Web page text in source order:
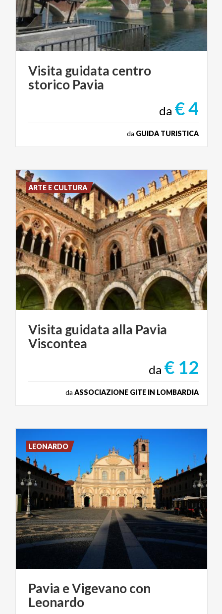
Visita guidata centro
storico Pavia
da € 4
da GUIDA TURISTICA
Visita guidata alla Pavia
Viscontea
da € 12
da ASSOCIAZIONE GITE IN LOMBARDIA
ARTE E CULTURA
Pavia eVigevanocon
Leonardo
LEONARDO